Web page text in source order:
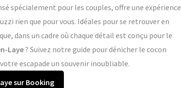
spécialement pour les couples, offre une expérience
rien que pour vous. Idéales pour se retrouver en
dans un cadre où chaque détail est conçu pour le
Laye? Suivez notre guide pour dénicher le cocon
escapade un souvenir inoubliable.
sur Booking